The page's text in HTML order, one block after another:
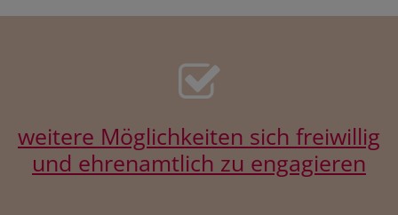
weitere Möglichkeiten sich freiwillig
und ehrenamtlich zu engagieren